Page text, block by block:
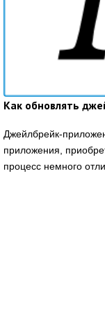
Как обновлять
Джейлбрейк-
приложения,
процесс немного